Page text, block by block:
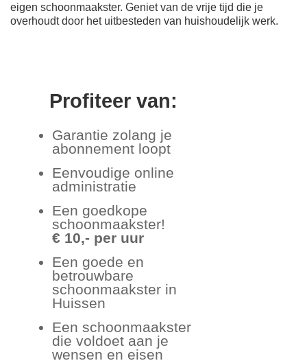
eigen schoonmaakster. Geniet van de vrije tijd die je
overhoudt door het uitbesteden van huishoudelijk werk.
Profiteer van:
Garantie zolang je
abonnement loopt
Eenvoudige online
administratie
Een goedkope
schoonmaakster!
€ 10,- per uur
Een goede en
betrouwbare
schoonmaakster in
Huissen
Een schoonmaakster
die voldoet aan je
wensen en eisen